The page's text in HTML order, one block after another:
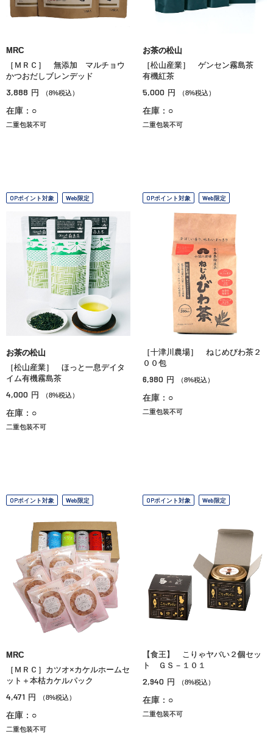
MRC
［ＭＲＣ］ 無添加 マルチョウ
かつおだしブレンデッド
3,888 円 （8%税込）
在庫：○
二重包装不可
お茶の松山
［松山産業］ ゲンセン霧島茶
有機紅茶
5,000 円 （8%税込）
在庫：○
二重包装不可
OPポイント対象 Web限定
お茶の松山
［松山産業］ ほっと一息デイタ
イム有機霧島茶
4,000 円 （8%税込）
在庫：○
二重包装不可
OPポイント対象 Web限定
［十津川農場］ ねじめびわ茶２
００包
6,980 円 （8%税込）
在庫：○
二重包装不可
OPポイント対象 Web限定
MRC
［ＭＲＣ］カツオ×カケルホームセ
ット＋本枯カケルパック
4,471 円 （8%税込）
在庫：○
二重包装不可
OPポイント対象 Web限定
【食王】 こりゃヤバい２個セッ
ト ＧＳ－１０１
2,940 円 （8%税込）
在庫：○
二重包装不可